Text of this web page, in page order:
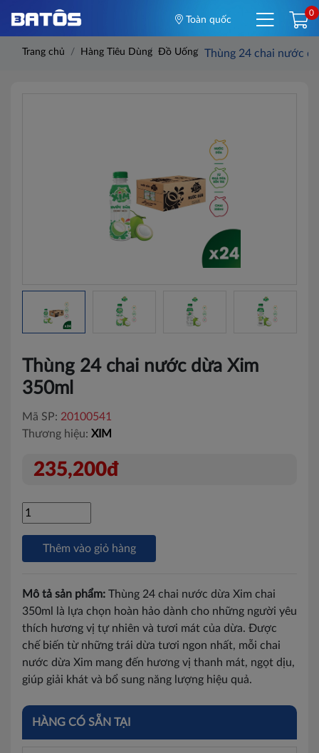
Toàn quốc
0
Trang chủ Hàng Tiêu Dùng Đồ Uống Thùng 24 chai nước
Thùng 24 chai nước dừa Xim
350ml
Mã SP: 20100541
Thương hiệu: XIM
235,200đ
Thêm vào giỏ hàng
Mô tả sản phẩm: Thùng 24 chai nước dừa Xim chai
350ml là lựa chọn hoàn hảo dành cho những người yêu
thích hương vị tự nhiên và tươi mát của dừa. Được
chế biến từ những trái dừa tươi ngon nhất, mỗi chai
nước dừa Xim mang đến hương vị thanh mát, ngọt dịu,
giúp giải khát và bổ sung năng lượng hiệu quả.
HÀNG CÓ SẴN TẠI